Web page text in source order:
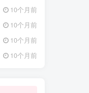
10个月前
10个月前
10个月前
10个月前